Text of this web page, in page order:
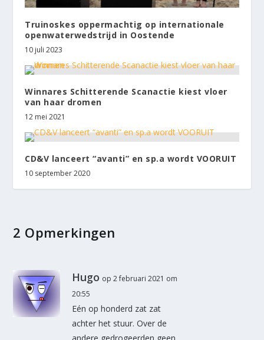
Truinoskes oppermachtig op internationale
openwaterwedstrijd in Oostende
10 juli 2023
Winnares Schitterende Scanactie kiest vloer
van haar dromen
12 mei 2021
CD&V lanceert “avanti” en sp.a wordt VOORUIT
10 september 2020
2 Opmerkingen
Hugo op 2 februari 2021 om
20:55
Eén op honderd zat zat
achter het stuur. Over de